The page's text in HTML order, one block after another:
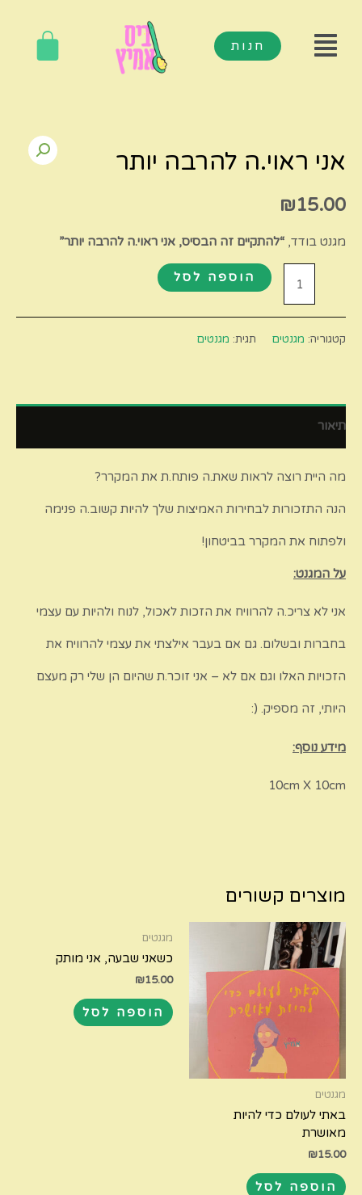
חנות
אני ראוי.ה להרבה יותר
₪15.00
מגנט בודד, “להתקיים זה הבסיס, אני ראוי.ה להרבה יותר”
הוספה לסל
קטגוריה: מגנטים תגית: מגנטים
תיאור
מה היית רוצה לראות שאת.ה פותח.ת את המקרר?
הנה התזכורות לבחירות האמיצות שלך להיות קשוב.ה פנימה
ולפתוח את המקרר בביטחון!
על המגנט:
אני לא צריכ.ה להרוויח את הזכות לאכול, לנוח ולהיות עם עצמי
בחברות ובשלום. גם אם בעבר אילצתי את עצמי להרוויח את
הזכויות האלו וגם אם לא – אני זוכר.ת שהיום הן שלי רק מעצם
היותי, זה מספיק. (:
מידע נוסף:
10cm X 10cm
מוצרים קשורים
מגנטים
באתי לעולם כדי להיות
מאושרת
₪15.00
הוספה לסל
מגנטים
כשאני שבעה, אני מותק
₪15.00
הוספה לסל